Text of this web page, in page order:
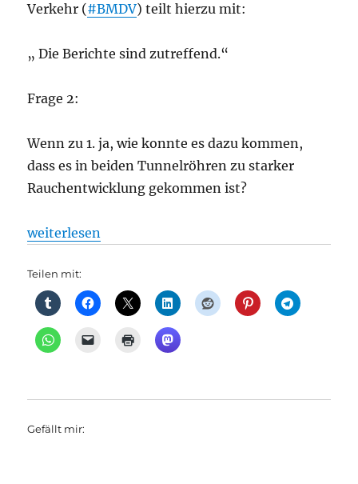
Verkehr (#BMDV) teilt hierzu mit:
„ Die Berichte sind zutreffend.“
Frage 2:
Wenn zu 1. ja, wie konnte es dazu kommen,
dass es in beiden Tunnelröhren zu starker
Rauchentwicklung gekommen ist?
„Straßenverkehr: Sicherheit im Tunnel Ortsteil
weiterlesen
Teilen mit:
Gefällt mir: